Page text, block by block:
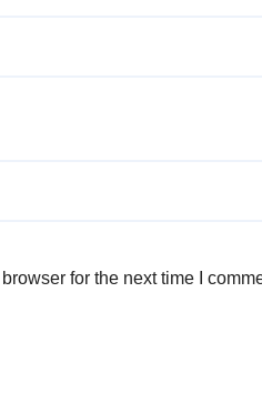
for the next time I